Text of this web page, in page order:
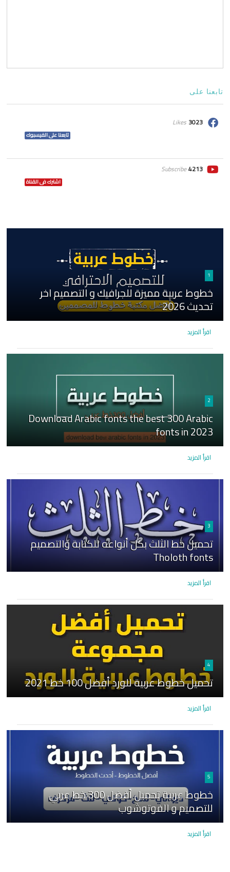
تابعنا على
3023
Likes
تابعنا على الفيسبوك
4213
Subscribe
اشترك فى القناة
1
خطوط عربية مميزة للجرافيك و التصميم اخر
تحديث 2026
اقرأ المزيد
2
Download Arabic fonts the best 300 Arabic
fonts in 2023
اقرأ المزيد
3
تحميل خط الثلث بكل أنواعه للكتابة والتصميم
Tholoth fonts
اقرأ المزيد
4
تحميل خطوط عربية للورد أفضل 100 خط 2021
اقرأ المزيد
5
خطوط عربية تحميل أفضل 300 خط عربي
للتصميم و الفوتوشوب
اقرأ المزيد